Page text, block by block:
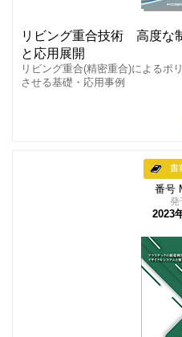
リビング重合技術 高度な
と応用展開
リビング重合(精密重合)によるポ
させる基礎・応用事例
書
番号
発
2023